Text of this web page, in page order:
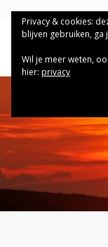
Privacy & cookies:
blijven gebruiken, ga
Wil je meer weten,
hier: privacy